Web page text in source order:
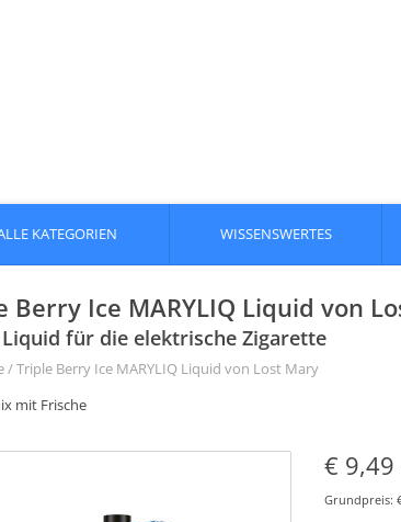
KATEGORIEN WISSENSWERTES
Berry Ice MARYLIQ Liquid von
für die elektrische Zigarette
/Triple Berry Ice MARYLIQ Liquid von Lost Mary
mit Frische
€ 9,49
Grundpreis: